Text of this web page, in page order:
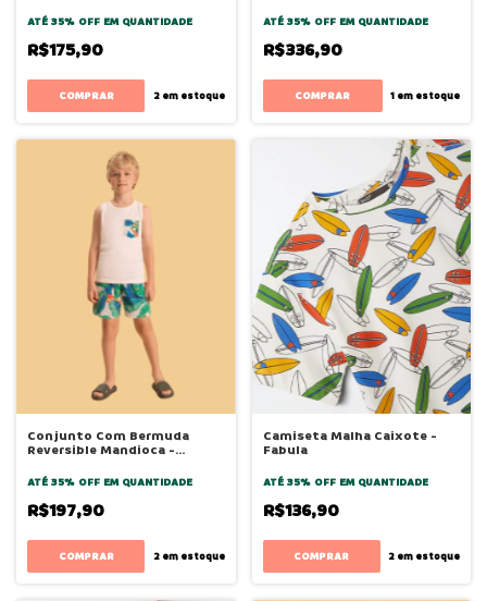
ATÉ 35% OFF EM QUANTIDADE
R$175,90
COMPRAR 2em estoque
ATÉ 35% OFF EM QUANTIDADE
R$336,90
COMPRAR 1 em estoque
Conjunto Com Bermuda
Reversible Mandioca -
ATÉ 35% OFF EM QUANTIDADE
R$197,90
COMPRAR 2em estoque
Camiseta Malha Caixote -
Fabula
ATÉ 35% OFF EM QUANTIDADE
R$136,90
COMPRAR 2 em estoque